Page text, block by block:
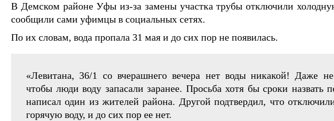
В Демском районе Уфы из-за замены участка трубы отключили
сообщили сами уфимцы в социальных сетях.
По их словам, вода пропала 31 мая и до сих пор не появилась.
«Левитана, 36/1 со вчерашнего вечера нет воды никакой! Даже
чтобы люди воду запасали заранее. Просьба хотя бы сроки назвать
написал один из жителей района. Другой подтвердил, что
горячую воду, и до сих пор ее нет.